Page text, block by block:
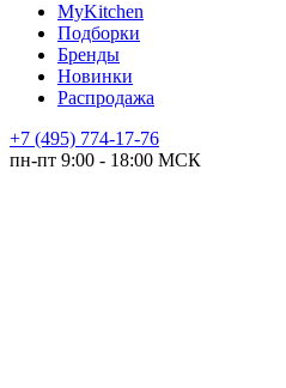
MyKitchen
Подборки
Бренды
Новинки
Распродажа
+7 (495) 774-17-76
пн-пт 9:00 - 18:00 МСК